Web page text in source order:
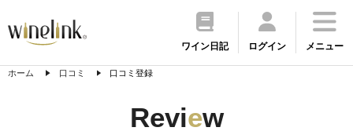
ワイン日記 ログイン メニュー
ホーム 口コミ 口コミ登録
Review